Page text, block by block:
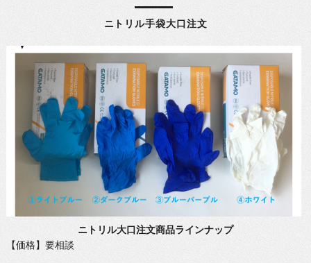
ニトリル手袋大口注文
ニトリル大口注文商品ラインナップ
【価格】要相談